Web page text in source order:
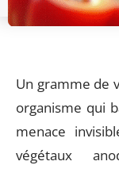
Un gramme de
organisme qui
menace
végétaux